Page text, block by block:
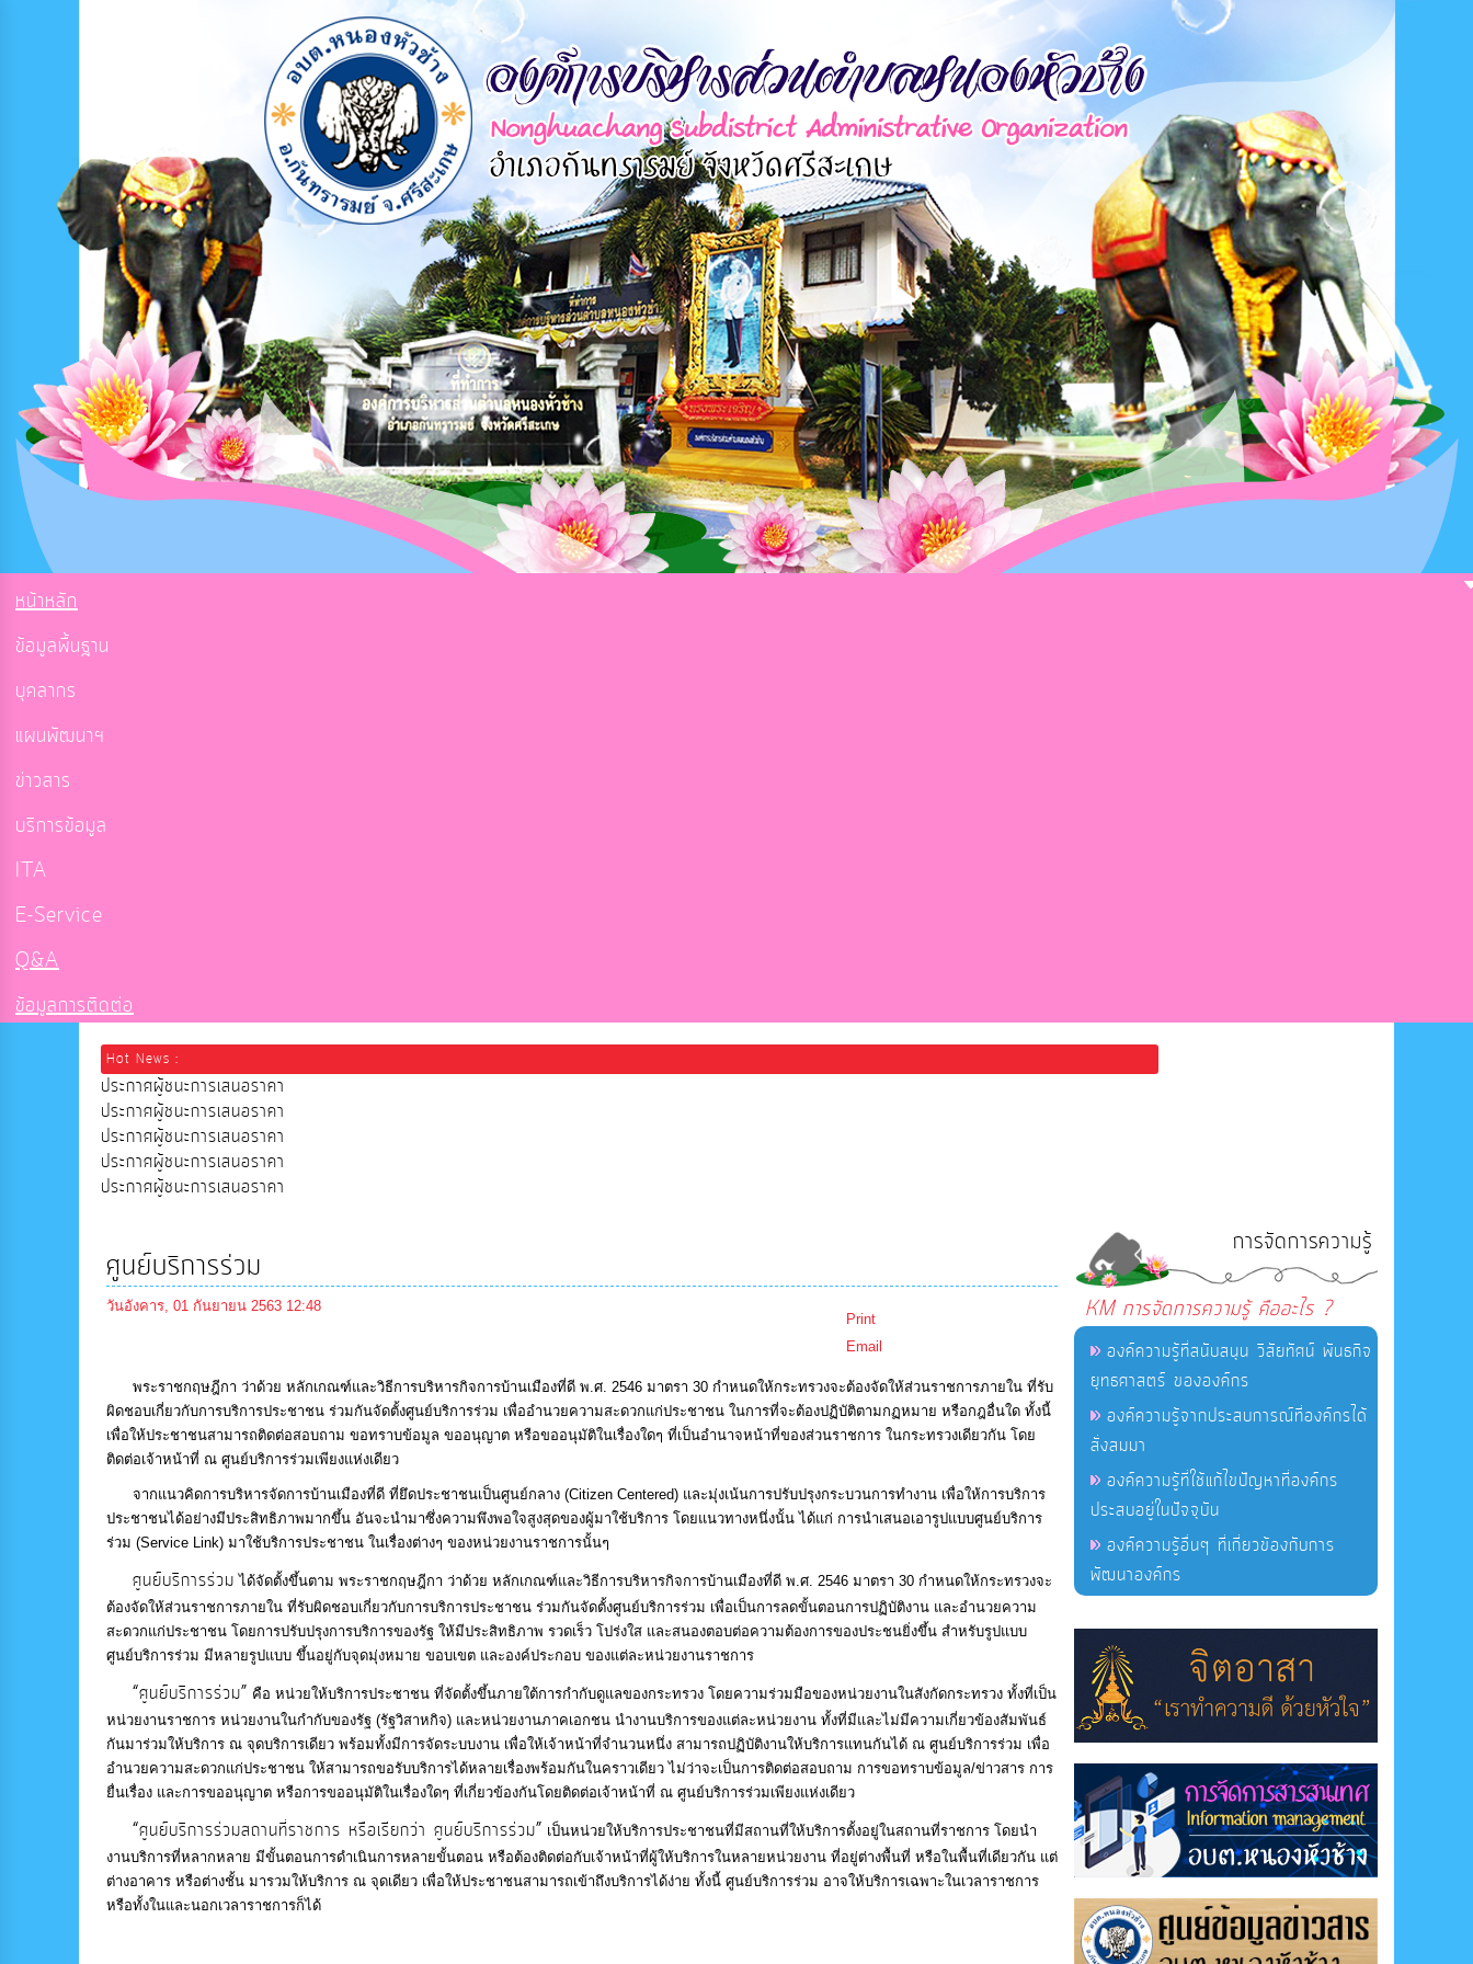
หน้าหลัก
ข้อมูลพื้นฐาน
บุคลากร
แผนพัฒนาฯ
ข่าวสาร
บริการข้อมูล
ITA
E-Service
Q&A
ข้อมูลการติดต่อ
Hot News :
ประกาศผู้ชนะการเสนอราคา
ประกาศผู้ชนะการเสนอราคา
ประกาศผู้ชนะการเสนอราคา
ประกาศผู้ชนะการเสนอราคา
ประกาศผู้ชนะการเสนอราคา
ศูนย์บริการร่วม
วันอังคาร, 01 กันยายน 2563 12:48
Print
Email
พระราชกฤษฎีกา ว่าด้วย หลักเกณฑ์และวิธีการบริหารกิจการบ้านเมืองที่ดี พ.ศ. 2546 มาตรา 30 กำหนดให้กระทรวงจะต้องจัดให้ส่วนราชการภายใน ที่รับ
ผิดชอบเกี่ยวกับการบริการประชาชน ร่วมกันจัดตั้งศูนย์บริการร่วม เพื่ออำนวยความสะดวกแก่ประชาชน ในการที่จะต้องปฏิบัติตามกฏหมาย หรือกฎอื่นใด ทั้งนี้
เพื่อให้ประชาชนสามารถติดต่อสอบถาม ขอทราบข้อมูล ขออนุญาต หรือขออนุมัติในเรื่องใดๆ ที่เป็นอำนาจหน้าที่ของส่วนราชการ ในกระทรวงเดียวกัน โดย
ติดต่อเจ้าหน้าที่ ณ ศูนย์บริการร่วมเพียงแห่งเดียว
จากแนวคิดการบริหารจัดการบ้านเมืองที่ดี ที่ยึดประชาชนเป็นศูนย์กลาง (Citizen Centered) และมุ่งเน้นการปรับปรุงกระบวนการทำงาน เพื่อให้การบริการ
ประชาชนได้อย่างมีประสิทธิภาพมากขึ้น อันจะนำมาซึ่งความพึงพอใจสูงสุดของผู้มาใช้บริการ โดยแนวทางหนึ่งนั้น ได้แก่ การนำเสนอเอารูปแบบศูนย์บริการ
ร่วม (Service Link) มาใช้บริการประชาชน ในเรื่องต่างๆ ของหน่วยงานราชการนั้นๆ
ศูนย์บริการร่วม ได้จัดตั้งขึ้นตาม พระราชกฤษฎีกา ว่าด้วย หลักเกณฑ์และวิธีการบริหารกิจการบ้านเมืองที่ดี พ.ศ. 2546 มาตรา 30 กำหนดให้กระทรวงจะ
ต้องจัดให้ส่วนราชการภายใน ที่รับผิดชอบเกี่ยวกับการบริการประชาชน ร่วมกันจัดตั้งศูนย์บริการร่วม เพื่อเป็นการลดขั้นตอนการปฏิบัติงาน และอำนวยความ
สะดวกแก่ประชาชน โดยการปรับปรุงการบริการของรัฐ ให้มีประสิทธิภาพ รวดเร็ว โปร่งใส และสนองตอบต่อความต้องการของประชนยิ่งขึ้น สำหรับรูปแบบ
ศูนย์บริการร่วม มีหลายรูปแบบ ขึ้นอยู่กับจุดมุ่งหมาย ขอบเขต และองค์ประกอบ ของแต่ละหน่วยงานราชการ
“ศูนย์บริการร่วม” คือ หน่วยให้บริการประชาชน ที่จัดตั้งขึ้นภายใต้การกำกับดูแลของกระทรวง โดยความร่วมมือของหน่วยงานในสังกัดกระทรวง ทั้งที่เป็น
หน่วยงานราชการ หน่วยงานในกำกับของรัฐ (รัฐวิสาหกิจ) และหน่วยงานภาคเอกชน นำงานบริการของแต่ละหน่วยงาน ทั้งที่มีและไม่มีความเกี่ยวข้องสัมพันธ์
กันมาร่วมให้บริการ ณ จุดบริการเดียว พร้อมทั้งมีการจัดระบบงาน เพื่อให้เจ้าหน้าที่จำนวนหนึ่ง สามารถปฏิบัติงานให้บริการแทนกันได้ ณ ศูนย์บริการร่วม เพื่อ
อำนวยความสะดวกแก่ประชาชน ให้สามารถขอรับบริการได้หลายเรื่องพร้อมกันในคราวเดียว ไม่ว่าจะเป็นการติดต่อสอบถาม การขอทราบข้อมูล/ข่าวสาร การ
ยื่นเรื่อง และการขออนุญาต หรือการขออนุมัติในเรื่องใดๆ ที่เกี่ยวข้องกันโดยติดต่อเจ้าหน้าที่ ณ ศูนย์บริการร่วมเพียงแห่งเดียว
“ศูนย์บริการร่วมสถานที่ราชการ หรือเรียกว่า ศูนย์บริการร่วม” เป็นหน่วยให้บริการประชาชนที่มีสถานที่ให้บริการตั้งอยู่ในสถานที่ราชการ โดยนำ
งานบริการที่หลากหลาย มีขั้นตอนการดำเนินการหลายขั้นตอน หรือต้องติดต่อกับเจ้าหน้าที่ผู้ให้บริการในหลายหน่วยงาน ที่อยู่ต่างพื้นที่ หรือในพื้นที่เดียวกัน แต่
ต่างอาคาร หรือต่างชั้น มารวมให้บริการ ณ จุดเดียว เพื่อให้ประชาชนสามารถเข้าถึงบริการได้ง่าย ทั้งนี้ ศูนย์บริการร่วม อาจให้บริการเฉพาะในเวลาราชการ
หรือทั้งในและนอกเวลาราชการก็ได้
การจัดการความรู้
KM การจัดการความรู้ คืออะไร ?
องค์ความรู้ที่สนับสนุน วิสัยทัศน์ พันธกิจ
ยุทธศาสตร์ ขององค์กร
องค์ความรู้จากประสบการณ์ที่องค์กรได้
สั่งสมมา
องค์ความรู้ที่ใช้แก้ไขปัญหาที่องค์กร
ประสบอยู่ในปัจจุบัน
องค์ความรู้อื่นๆ ที่เกี่ยวข้องกับการ
พัฒนาองค์กร